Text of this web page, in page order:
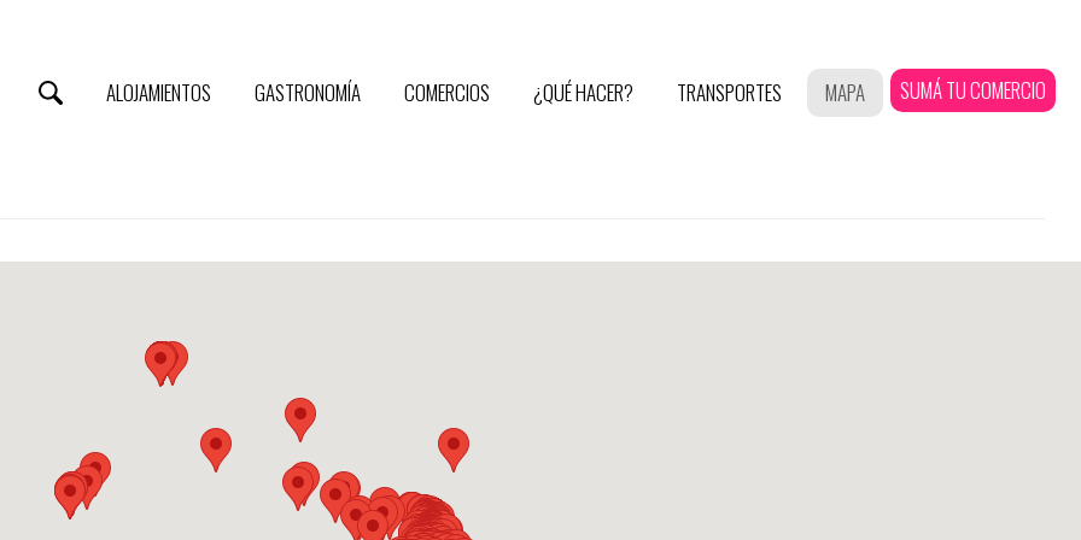
ALOJAMIENTOS GASTRONOMÍA COMERCIOS ¿QUÉ HACER? TRANSPORTES MAPA SUMÁ TU COMERCIO